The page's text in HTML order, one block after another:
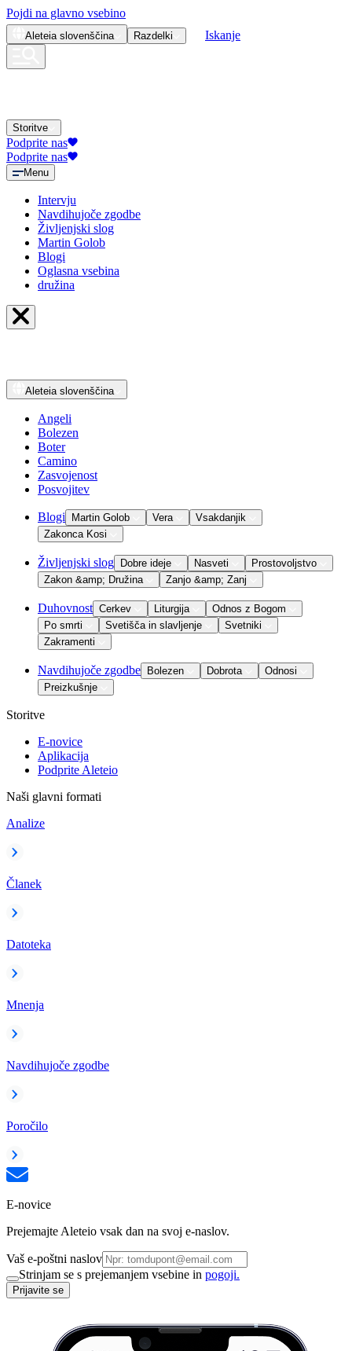
Pojdi na glavno vsebino
Aleteia slovenščina Razdelki Iskanje
Storitve
Podprite nas
Podprite nas
Menu
Intervju
Navdihujoče zgodbe
Življenjski slog
Martin Golob
Blogi
Oglasna vsebina
družina
Aleteia slovenščina
Angeli
Bolezen
Boter
Camino
Zasvojenost
Posvojitev
Blogi Martin Golob Vera
Vsakdanjik
Zakonca Kosi
Življenjski slog Dobre ideje Nasveti
Prostovoljstvo
Zakon &amp; Družina
Zanjo &amp; Zanj
Duhovnost Cerkev Liturgija
Odnos z Bogom
Po smrti
Svetišča in slavljenje
Svetniki
Zakramenti
Navdihujoče zgodbe Bolezen Dobrota
Odnosi
Preizkušnje
Storitve
E-novice
Aplikacija
Podprite Aleteio
Naši glavni formati
Analize
Članek
Datoteka
Mnenja
Navdihujoče zgodbe
Poročilo
E-novice
Prejemajte Aleteio vsak dan na svoj e-naslov.
Vaš e-poštni naslov
Strinjam se s prejemanjem vsebine in pogoji.
Prijavite se